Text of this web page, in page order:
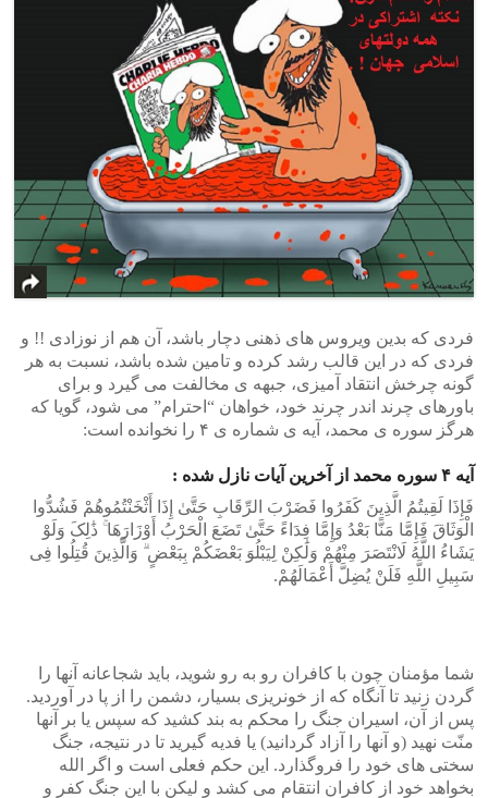
فردی که بدین ویروس های ذهنی دچار باشد، آن هم از نوزادی !! و
فردی که در این قالب رشد کرده و تامین شده باشد، نسبت به هر
گونه چرخش انتقاد آمیزی، جبهه ی مخالفت می گیرد و برای
باورهای چرند اندر چرند خود، خواهان “احترام” می شود، گویا که
هرگز سوره ی محمد، آیه ی شماره ی ۴ را نخوانده است:
آیه ۴ سوره محمد از آخرین آیات نازل شده :
فَإِذَا لَقِیتُمُ الَّذِینَ کَفَرُوا فَضَرْبَ الرِّقَابِ حَتَّىٰ إِذَا أَثْخَنْتُمُوهُمْ فَشُدُّوا
الْوَثَاقَ فَإِمَّا مَنًّا بَعْدُ وَإِمَّا فِدَاءً حَتَّىٰ تَضَعَ الْحَرْبُ أَوْزَارَهَا ۚ ذَٰلِکَ وَلَوْ
یَشَاءُ اللَّهُ لَانْتَصَرَ مِنْهُمْ وَلَٰکِنْ لِیَبْلُوَ بَعْضَکُمْ بِبَعْضٍ ۗ وَالَّذِینَ قُتِلُوا فِی
سَبِیلِ اللَّهِ فَلَنْ یُضِلَّ أَعْمَالَهُمْ.
شما مؤمنان چون با کافران رو به رو شوید، باید شجاعانه آنها را
گردن زنید تا آنگاه که از خونریزی بسیار، دشمن را از پا در آوردید.
پس از آن، اسیران جنگ را محکم به بند کشید که سپس یا بر آنها
منّت نهید (و آنها را آزاد گردانید) یا فدیه گیرید تا در نتیجه، جنگ
سختی های خود را فروگذارد. این حکم فعلی است و اگر الله
بخواهد خود از کافران انتقام می ‌کشد و لیکن با این جنگ کفر و